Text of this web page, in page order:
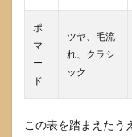
ポ
マ
ー
ド
ツヤ、毛流
れ、クラシ
ック
この表を踏まえたう